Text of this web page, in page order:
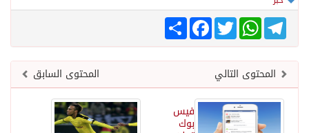
انشر
FacebookTwitter
WhatsAppTelegram
المحتوى السابق المحتوى التالي
فيس
بوك